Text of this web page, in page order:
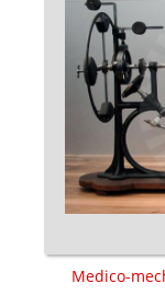
Medico-